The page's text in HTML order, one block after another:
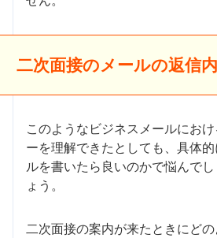
二次面接のメールの返信
このようなビジネスメールにお
ーを理解できたとしても、具体
ルを書いたら良いのかで悩んで
ょう。
二次面接の案内が来たときにど